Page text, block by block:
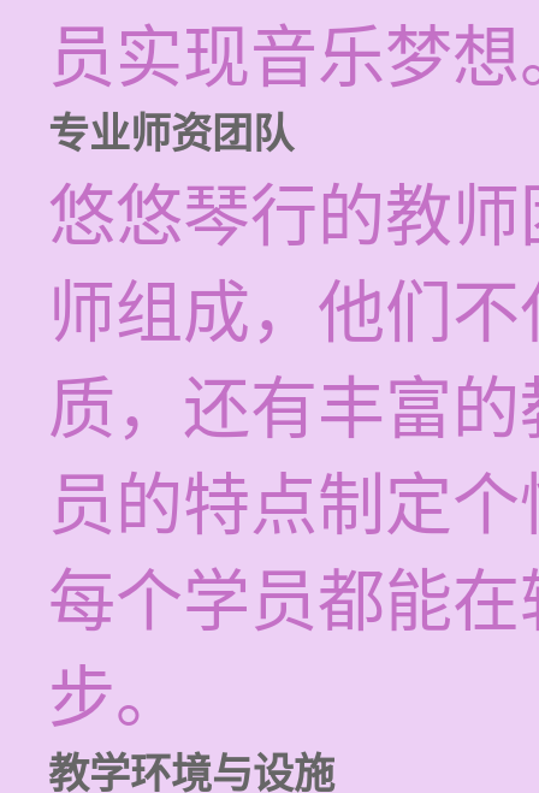
员实现音乐梦想
专业师资团队
悠悠琴行的教
师组成，他们
质，还有丰富
员的特点制定
每个学员都能
步。
教学环境与设施